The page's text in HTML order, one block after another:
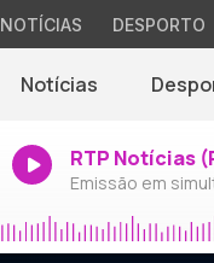
NOTÍCIAS DESPORTO
Notícias
RTP Notícias
Emissão em